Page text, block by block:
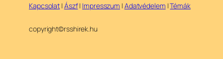
Kapcsolat | Ászf| Impresszum | Adatvédelem |Témák
copyright©rsshirek.hu